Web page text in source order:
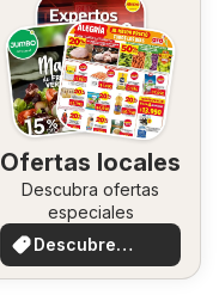
Ofertas locales
Descubra ofertas
especiales
Descubre
ofertas